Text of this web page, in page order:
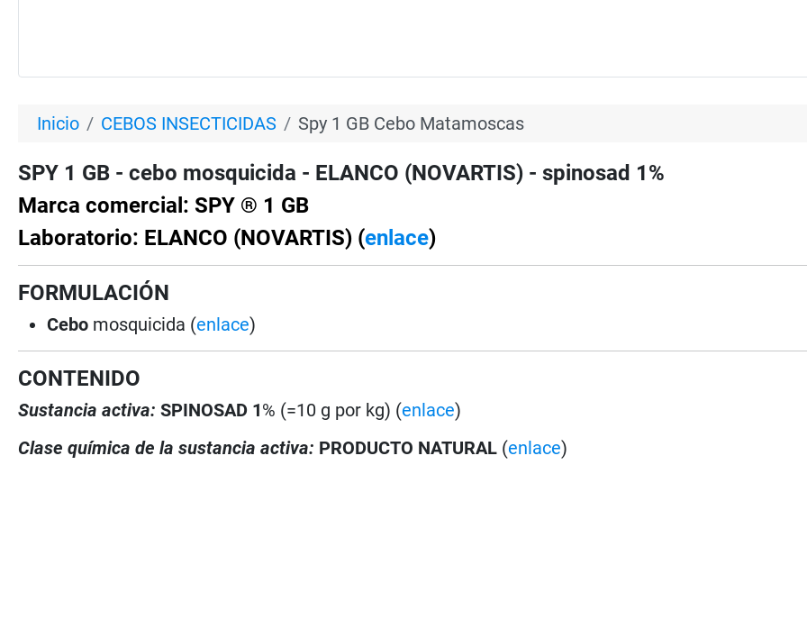
Inicio CEBOS INSECTICIDAS Spy 1 GB Cebo Matamoscas
SPY 1 GB - cebo mosquicida - ELANCO (NOVARTIS) - spinosad 1%
Marca comercial: SPY ® 1 GB
Laboratorio: ELANCO (NOVARTIS) (enlace)
FORMULACIÓN
Cebo mosquicida (enlace)
CONTENIDO
Sustancia activa:SPINOSAD 1% (=10 g por kg) (enlace)
Clase química de la sustancia activa: PRODUCTO NATURAL (enlace)